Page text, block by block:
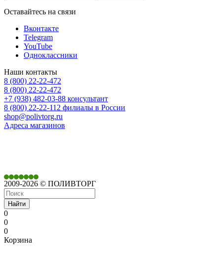
Оставайтесь на связи
Вконтакте
Telegram
YouTube
Одноклассники
Наши контакты
8 (800) 22-22-472
8 (800) 22-22-472
+7 (938) 482-03-88 консультант
8 (800) 22-22-112 филиалы в России
shop@polivtorg.ru
Адреса магазинов
2009-2026 © ПОЛИВТОРГ
Найти
0
0
0
Корзина